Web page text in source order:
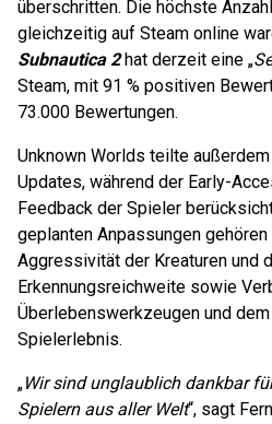
überschritten. Die höchste
gleichzeitig auf Steam online
Subnautica 2hat derzeit eine „
Steam, mit 91 % positiven
73.000 Bewertungen.
Unknown Worlds teilte
Updates, während der Early-
Feedback der Spieler
geplanten Anpassungen
Aggressivität der Kreaturen und
Erkennungsreichweite sowie
Überlebenswerkzeugen und
Spielerlebnis.
„Wir sind unglaublich dankbar
Spielern aus aller Welt“, sagt